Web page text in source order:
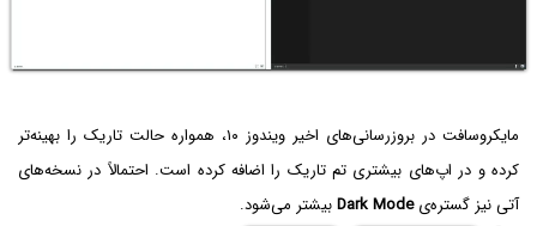
مایکروسافت در بروزرسانی‌های اخیر ویندوز ۱۰، همواره حالت تاریک را بهینه‌تر
کرده و در اپ‌های بیشتری تم تاریک را اضافه کرده است. احتمالاً در نسخه‌های
آتی نیز گستره‌یDark Modeبیشتر می‌شود.